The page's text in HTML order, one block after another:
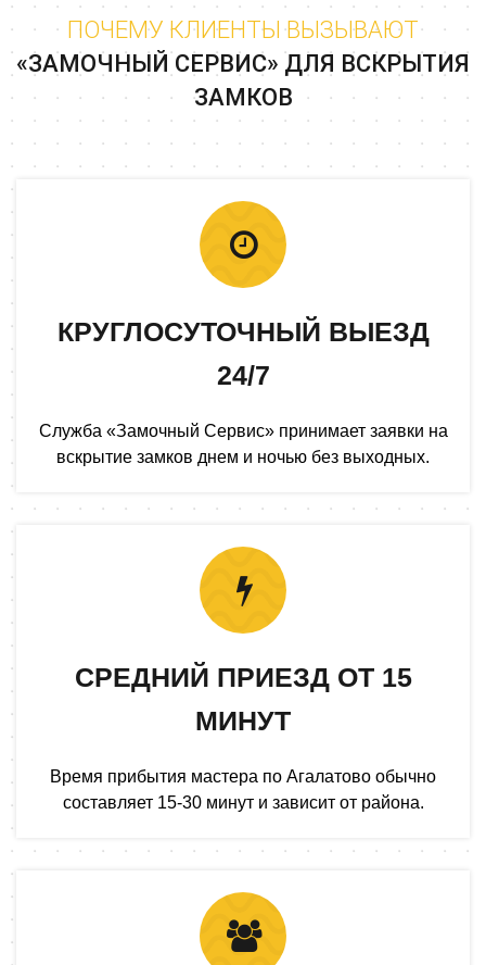
ПОЧЕМУ КЛИЕНТЫ ВЫЗЫВАЮТ
«ЗАМОЧНЫЙ СЕРВИС» ДЛЯ ВСКРЫТИЯ
ЗАМКОВ
КРУГЛОСУТОЧНЫЙ ВЫЕЗД
24/7
Служба «Замочный Сервис» принимает заявки на
вскрытие замков днем и ночью без выходных.
СРЕДНИЙ ПРИЕЗД ОТ 15
МИНУТ
Время прибытия мастера по Агалатово обычно
составляет 15-30 минут и зависит от района.